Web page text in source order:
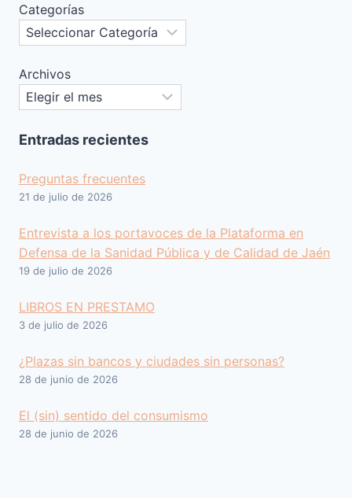
Categorías
Archivos
Entradas recientes
Preguntas frecuentes
21 de julio de 2026
Entrevista a los portavoces de la Plataforma en
Defensa de la Sanidad Pública y de Calidad de Jaén
19 de julio de 2026
LIBROS EN PRESTAMO
3 de julio de 2026
¿Plazas sin bancos y ciudades sin personas?
28 de junio de 2026
El (sin) sentido del consumismo
28 de junio de 2026